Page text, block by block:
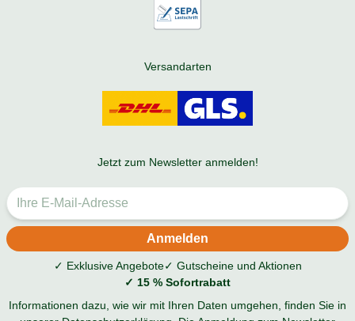
Versandarten
Jetzt zum Newsletter anmelden!
✓ Exklusive Angebote✓ Gutscheine und Aktionen
✓ 15 % Sofortrabatt
Informationen dazu, wie wir mit Ihren Daten umgehen, finden Sie in